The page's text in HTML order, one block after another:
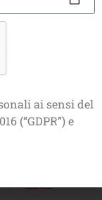
ai sensi del
(“GDPR”) e